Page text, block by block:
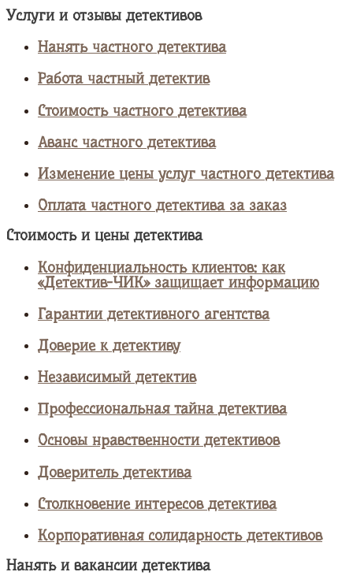
Услуги и отзывы детективов
Нанять частного детектива
Работа частный детектив
Стоимость частного детектива
Аванс частного детектива
Изменение цены услуг частного детектива
Оплата частного детектива за заказ
Стоимость и цены детектива
Конфиденциальность клиентов: как
«Детектив-ЧИК» защищает информацию
Гарантии детективного агентства
Доверие к детективу
Независимый детектив
Профессиональная тайна детектива
Основы нравственности детективов
Доверитель детектива
Столкновение интересов детектива
Корпоративная солидарность детективов
Нанять и вакансии детектива